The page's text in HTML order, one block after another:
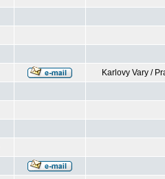
Karlovy Vary /